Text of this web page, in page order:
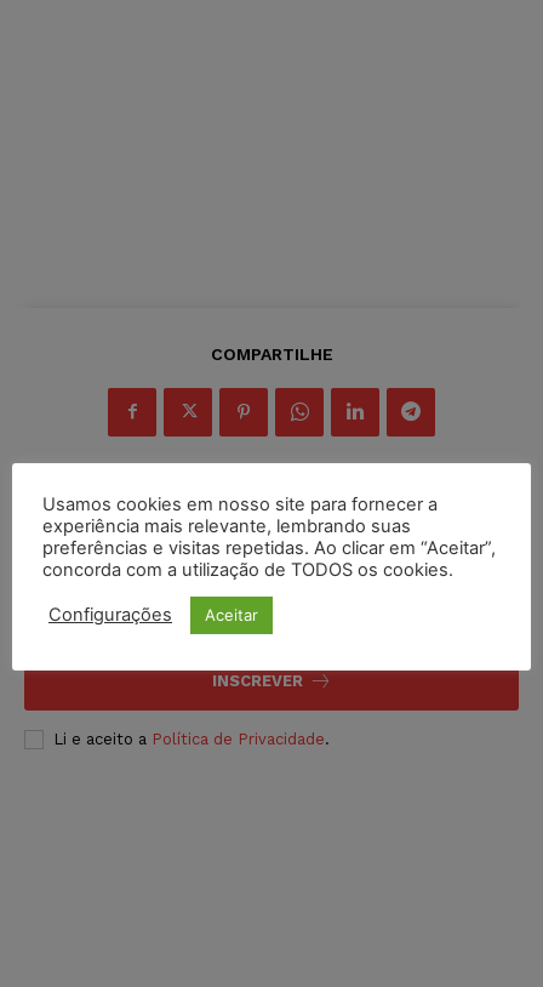
COMPARTILHE
Inscreva-se
INSCREVER
Li e aceito a Política de Privacidade.
Usamos cookies em nosso site para fornecer a
experiência mais relevante, lembrando suas
preferências e visitas repetidas. Ao clicar em “Aceitar”,
concorda com a utilização de TODOS os cookies.
Configurações Aceitar